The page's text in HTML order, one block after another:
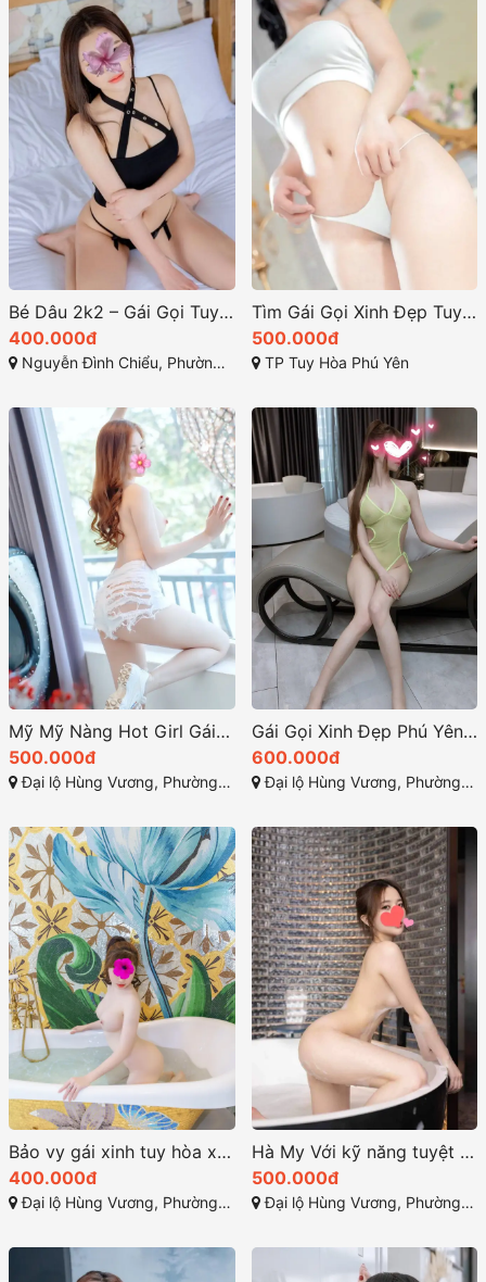
Bé Dâu 2k2 – Gái Gọi Tuy Hòa Giá Rẻ Teen Mới Đi Khách
400.000đ
Nguyễn Đình Chiểu, Phường 7, TP Tuy Hòa, Phú Yên
Tìm Gái Gọi Xinh Đẹp Tuy Hòa? Đặt Ngay Bé Ngọc 2K4
500.000đ
TP Tuy Hòa Phú Yên
Mỹ Mỹ Nàng Hot Girl Gái Gọi TP Tuy Hòa Xinh Đẹp, Dâm Dực, Chiều Khách Tận Tình
500.000đ
Đại lộ Hùng Vương, Phường 7, Tuy Hòa, Phú Yên
Gái Gọi Xinh Đẹp Phú Yên 2025
600.000đ
Đại lộ Hùng Vương, Phường 7, Tuy Hòa, Phú Yên
Bảo vy gái xinh tuy hòa xinh đẹp và đầy sức hút
400.000đ
Đại lộ Hùng Vương, Phường 7, Tuy Hòa, Phú Yên
Hà My Với kỹ năng tuyệt vời cùng dịch vụ đa dạng
500.000đ
Đại lộ Hùng Vương, Phường 9, Tuy Hòa, Phú Yên